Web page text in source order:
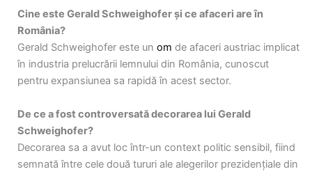
Cine este Gerald Schweighofer și ce afaceri are în
România?
Gerald Schweighofer este un om de afaceri austriac implicat
în industria prelucrării lemnului din România, cunoscut
pentru expansiunea sa rapidă în acest sector.
De ce a fost controversată decorarea lui Gerald
Schweighofer?
Decorarea sa a avut loc într-un context politic sensibil, fiind
semnată între cele două tururi ale alegerilor prezidențiale din